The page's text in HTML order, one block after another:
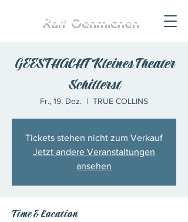
Ralf Oehmichen
GEESTHACHT Kleines Theater
Schillerst
Fr., 19. Dez.
  |
TRUE COLLINS
Tickets stehen nicht zum Verkauf
Jetzt andere Veranstaltungen
ansehen
Time & Location